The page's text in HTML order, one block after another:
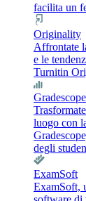
facilita un
Originality
Affrontate
e le
Turnitin
Gradescope
luogo con
degli
ExamSoft
ExamSoft,